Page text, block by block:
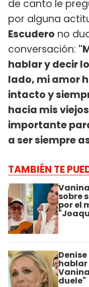
de canto le
por alguna
Escudero no
conversación:
hablar y decir
lado, mi amor
intacto y
hacia mis
importante
a ser siempre
TAMBIÉN TE
sobre
por el
hablar
duele"